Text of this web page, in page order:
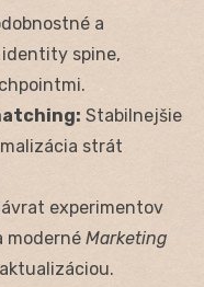
a
spine,
Stabilnejšie
strát
experimentov
moderné Marketing